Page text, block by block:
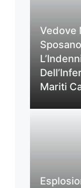
Vedove
Mariti